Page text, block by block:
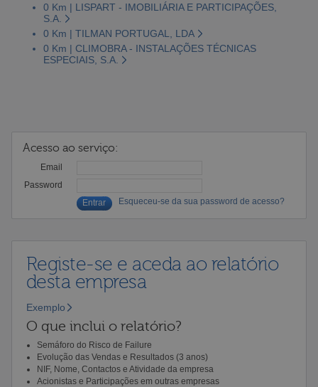
0 Km | LISPART - IMOBILIÁRIA E PARTICIPAÇÕES,
S.A.
0 Km | TILMAN PORTUGAL, LDA
0 Km | CLIMOBRA - INSTALAÇÕES TÉCNICAS
ESPECIAIS, S.A.
Acesso ao serviço:
Email
Password
Esqueceu-se da sua password de acesso?
Registe-se e aceda ao relatório
desta empresa
Exemplo
O que inclui o relatório?
Semáforo do Risco de Failure
Evolução das Vendas e Resultados (3 anos)
NIF, Nome, Contactos e Atividade da empresa
Acionistas e Participações em outras empresas